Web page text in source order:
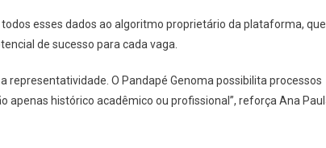
esses dados ao algoritmo proprietário da plataforma, que
de sucesso para cada vaga.
representatividade. O Pandapé Genoma possibilita processos
histórico acadêmico ou profissional”, reforça Ana